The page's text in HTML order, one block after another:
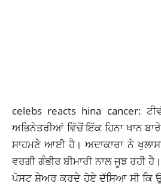
celebs reacts hina cancer:
ਅਭਿਨੇਤਰੀਆਂ ਵਿੱਚੋਂ ਇੱਕ ਹਿਨਾ ਖਾਨ
ਸਾਹਮਣੇ ਆਈ ਹੈ। ਅਦਾਕਾਰਾ ਨੇ
ਵਰਗੀ ਗੰਭੀਰ ਬੀਮਾਰੀ ਨਾਲ ਜੂਝ ਰਹੀ
ਪੋਸਟ ਸ਼ੇਅਰ ਕਰਦੇ ਹੋਏ ਦੱਸਿਆ ਸੀ ਕਿ